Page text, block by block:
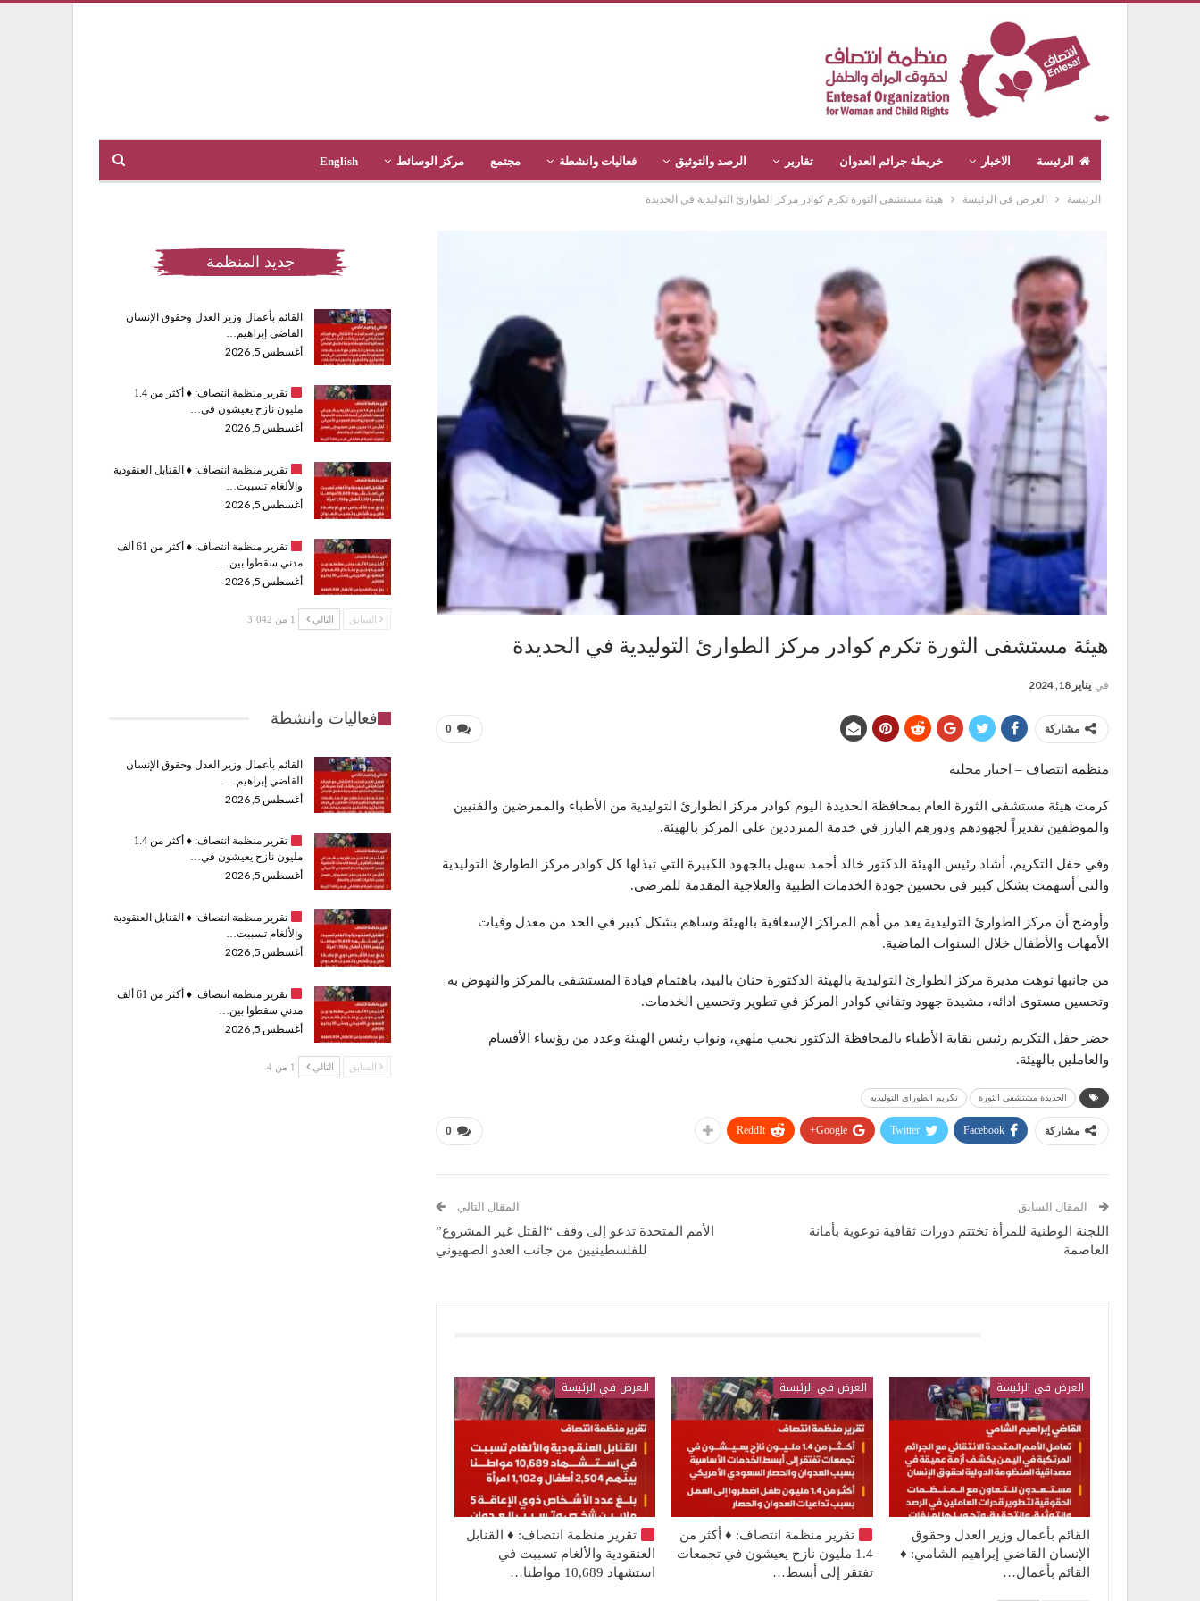
الرئيسة الاخبار خريطة جرائم العدوان تقارير الرصد والتوثيق فعاليات وانشطة مجتمع مركز الوسائط English
الرئيسة العرض في الرئيسة هيئة مستشفى الثورة تكرم كوادر مركز الطوارئ التوليدية في الحديدة
هيئة مستشفى الثورة تكرم كوادر مركز الطوارئ التوليدية في الحديدة
في يناير 18, 2024
0 مشاركة
منظمة انتصاف – اخبار محلية
كرمت هيئة مستشفى الثورة العام بمحافظة الحديدة اليوم كوادر مركز الطوارئ التوليدية من الأطباء والممرضين والفنيين
والموظفين تقديراً لجهودهم ودورهم البارز في خدمة المترددين على المركز بالهيئة.
وفي حفل التكريم، أشاد رئيس الهيئة الدكتور خالد أحمد سهيل بالجهود الكبيرة التي تبذلها كل كوادر مركز الطوارئ التوليدية
والتي أسهمت بشكل كبير في تحسين جودة الخدمات الطبية والعلاجية المقدمة للمرضى.
وأوضح أن مركز الطوارئ التوليدية يعد من أهم المراكز الإسعافية بالهيئة وساهم بشكل كبير في الحد من معدل وفيات
الأمهات والأطفال خلال السنوات الماضية.
من جانبها نوهت مديرة مركز الطوارئ التوليدية بالهيئة الدكتورة حنان بالبيد، باهتمام قيادة المستشفى بالمركز والنهوض به
وتحسين مستوى ادائه، مشيدة جهود وتفاني كوادر المركز في تطوير وتحسين الخدمات.
حضر حفل التكريم رئيس نقابة الأطباء بالمحافظة الدكتور نجيب ملهي، ونواب رئيس الهيئة وعدد من رؤساء الأقسام
والعاملين بالهيئة.
الحديدة مشتشفي الثورة تكريم الطوراي التوليديه
0 مشاركة Facebook
Twitter
Google+
ReddIt
المقال السابق
اللجنة الوطنية للمرأة تختتم دورات ثقافية توعوية بأمانة
العاصمة
المقال التالي
الأمم المتحدة تدعو إلى وقف “القتل غير المشروع”
للفلسطينيين من جانب العدو الصهيوني
العرض في الرئيسة
القائم بأعمال وزير العدل وحقوق
الإنسان القاضي إبراهيم الشامي: ♦️
القائم بأعمال…
العرض في الرئيسة
تقرير منظمة انتصاف: ♦️ أكثر من
1.4 مليون نازح يعيشون في تجمعات
تفتقر إلى أبسط…
العرض في الرئيسة
تقرير منظمة انتصاف: ♦️القنابل
العنقودية والألغام تسببت في
استشهاد 10,689 مواطنا…
جديد المنظمة
القائم بأعمال وزير العدل وحقوق الإنسان
القاضي إبراهيم…
أغسطس 5, 2026
تقرير منظمة انتصاف: ♦️
أكثر من 1.4
مليون نازح يعيشون في…
أغسطس 5, 2026
تقرير منظمة انتصاف: ♦️القنابل العنقودية
والألغام تسببت…
أغسطس 5, 2026
تقرير منظمة انتصاف: ♦️
أكثر من 61 ألف
مدني سقطوا بين…
أغسطس 5, 2026
السابق التالي 1 من 3٬042
فعاليات وانشطة
القائم بأعمال وزير العدل وحقوق الإنسان
القاضي إبراهيم…
أغسطس 5, 2026
تقرير منظمة انتصاف: ♦️
أكثر من 1.4
مليون نازح يعيشون في…
أغسطس 5, 2026
تقرير منظمة انتصاف: ♦️القنابل العنقودية
والألغام تسببت…
أغسطس 5, 2026
تقرير منظمة انتصاف: ♦️
أكثر من 61 ألف
مدني سقطوا بين…
أغسطس 5, 2026
السابق التالي 1 من 4